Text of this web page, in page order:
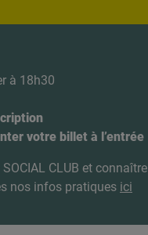
à 18h30
votre billet à l’entrée
CLUB et connaître
nos infos pratiques ici